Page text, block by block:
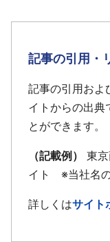
記事の引用・
記事の引用およ
イトからの出典
とができます。
（記載例）
東
イト ※当社名の
詳しくはサイト